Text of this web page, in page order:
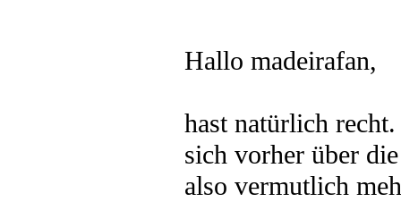
Hallo madeirafan,
hast natürlich
sich vorher über
also vermutlich